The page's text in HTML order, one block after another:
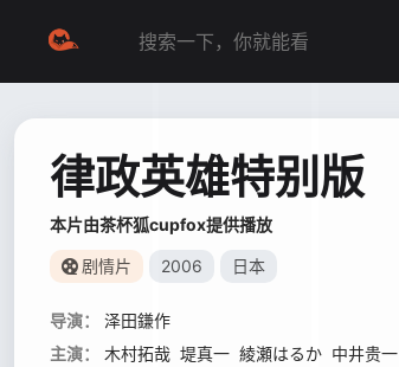
律政英雄特别版
本片由茶杯狐cupfox提供播放
剧情片 2006 日本
导演：
泽田鎌作
主演：
木村拓哉 堤真一 綾瀬はるか 中井贵一